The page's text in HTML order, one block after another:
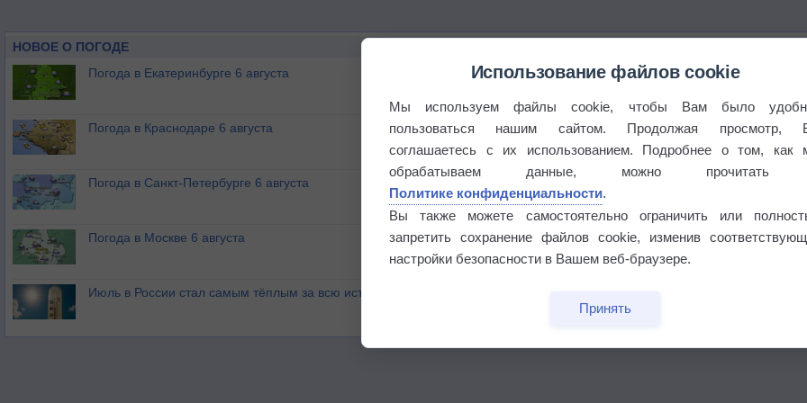
НОВОЕ О ПОГОДЕ
Погода в Екатеринбурге 6 августа
Погода в Краснодаре 6 августа
Погода в Санкт-Петербурге 6 августа
Погода в Москве 6 августа
Июль в России стал самым тёплым за всю историю
Использование файлов cookie
Мы используем файлы cookie, чтобы Вам было
пользоваться нашим сайтом. Продолжая просмотр,
соглашаетесь с их использованием. Подробнее о том, как
обрабатываем данные, можно прочитать
Политике конфиденциальности.
Вы также можете самостоятельно ограничить или
запретить сохранение файлов cookie, изменив
настройки безопасности в Вашем веб-браузере.
Принять